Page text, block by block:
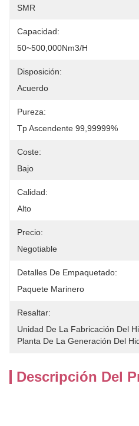
SMR
Capacidad:
50~500,000Nm3/h
Disposición:
Acuerdo
Pureza:
Tp Ascendente 99,99999%
Coste:
Bajo
Calidad:
Alto
Precio:
Negotiable
Detalles De Empaquetado:
Paquete Marinero
Resaltar:
Unidad De La Fabricación Del
Planta De La Generación Del
Descripción Del